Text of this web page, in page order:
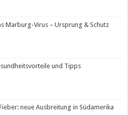
Marburg-Virus – Ursprung & Schutz
und Tipps
neue Ausbreitung in Südamerika